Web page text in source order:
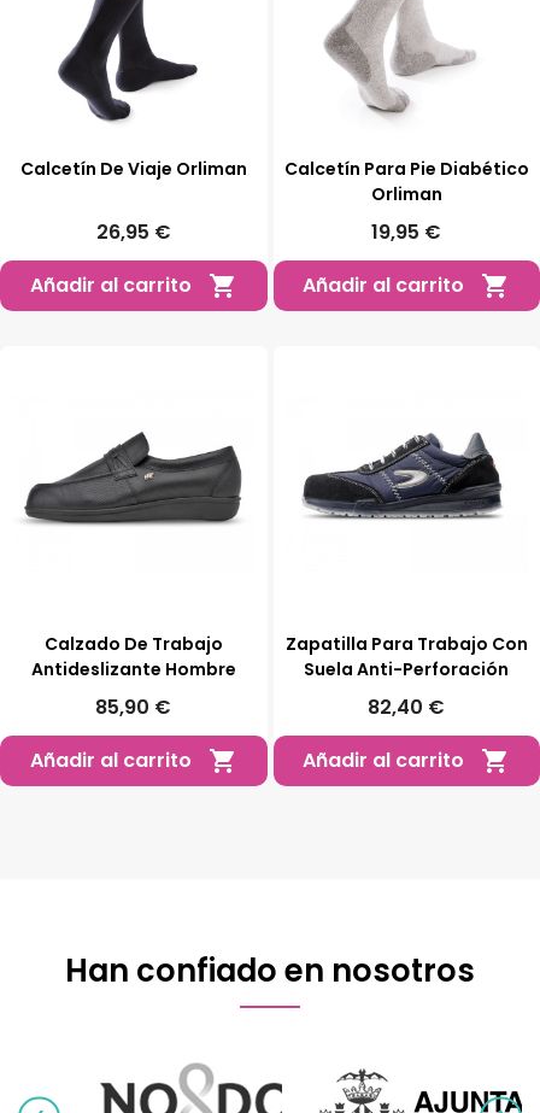
Calcetín De Viaje Orliman
26,95 €
Añadir al carrito

Calcetín Para Pie Diabético
Orliman
19,95 €
Añadir al carrito

Calzado De Trabajo
Antideslizante Hombre
85,90 €
Añadir al carrito

Zapatilla Para Trabajo Con
Suela Anti-Perforación
82,40 €
Añadir al carrito

Han confiado en nosotros